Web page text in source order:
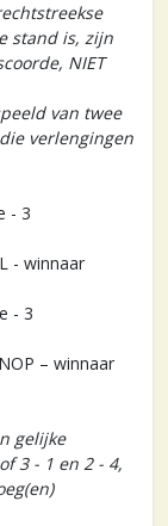
stand is, zijn
NIET
van twee
verlengingen
- 3
- winnaar
- 3
– winnaar
gelijke
3 - 1 en 2 - 4,